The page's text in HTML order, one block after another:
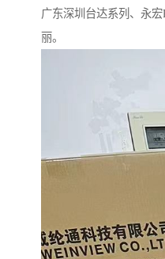
广东深圳台达系列、永
丽。